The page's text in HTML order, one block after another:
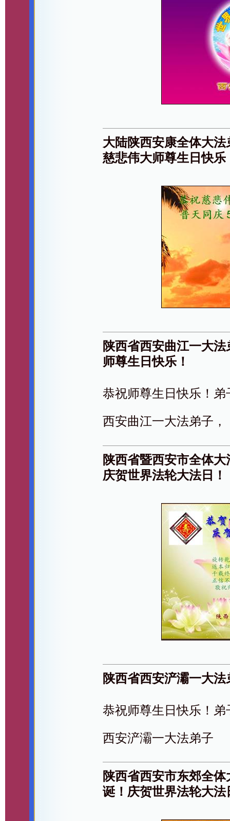
大陆陕西安康全体大
慈悲伟大师尊生日快乐
陕西省西安曲江一大
师尊生日快乐！
恭祝师尊生日快乐！
西安曲江一大法弟子，
陕西省暨西安市全体
庆贺世界法轮大法日！
陕西省西安浐灞一大
恭祝师尊生日快乐！弟
西安浐灞一大法弟子
陕西省西安市东郊全
诞！庆贺世界法轮大法